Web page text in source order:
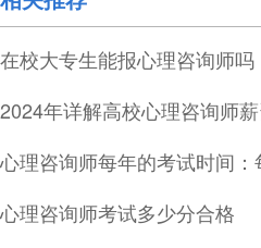
在校大专生能报心理咨询师吗
2024年详解高校心理咨询师
心理咨询师每年的考试时间
心理咨询师考试多少分合格